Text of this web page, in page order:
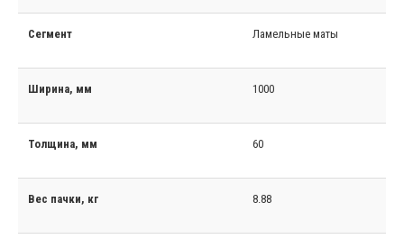
Сегмент Ламельные маты
Ширина, мм 1000
Толщина, мм 60
Вес пачки, кг 8.88